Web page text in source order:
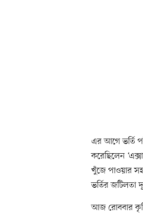
এর আগে ভর্তি
করেছিলেন
খুঁজে পাওয়ার
ভর্তির জটিলতা
আজ রোববার